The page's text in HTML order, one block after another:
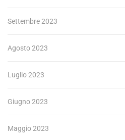
Settembre 2023
Agosto 2023
Luglio 2023
Giugno 2023
Maggio 2023